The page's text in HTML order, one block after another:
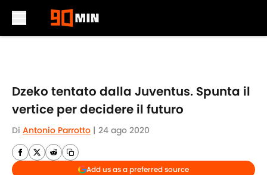
Dzeko tentato dalla Juventus. Spunta il
vertice per decidere il futuro
Di Antonio Parrotto | 24 ago 2020
Add us as a preferred source